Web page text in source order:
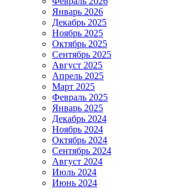
Январь 2026
Декабрь 2025
Ноябрь 2025
Октябрь 2025
Сентябрь 2025
Август 2025
Апрель 2025
Март 2025
Февраль 2025
Январь 2025
Декабрь 2024
Ноябрь 2024
Октябрь 2024
Сентябрь 2024
Август 2024
Июль 2024
Июнь 2024